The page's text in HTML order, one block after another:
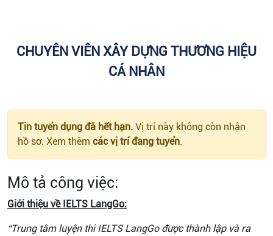
CHUYÊN VIÊN XÂY DỰNG THƯƠNG HIỆU
CÁ NHÂN
Tin tuyển dụng đã hết hạn. Vị trí này không còn nhận
hồ sơ. Xem thêm các vị trí đang tuyển.
Mô tả công việc:
Giới thiệu về IELTS LangGo:
“Trung tâm luyện thi IELTS LangGo được thành lập và ra